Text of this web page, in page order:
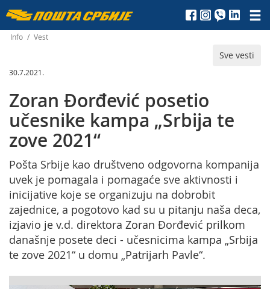
Пошта
Србије
д.о.о.
Info / Vest
Sve vesti
30.7.2021.
Zoran Đorđević posetio
učesnike kampa „Srbija te
zove 2021“
Pošta Srbije kao društveno odgovorna kompanija
uvek je pomagala i pomagaće sve aktivnosti i
inicijative koje se organizuju na dobrobit
zajednice, a pogotovo kad su u pitanju naša deca,
izjavio je v.d. direktora Zoran Đorđević prilkom
današnje posete deci - učesnicima kampa „Srbija
te zove 2021“ u domu „Patrijarh Pavle“.